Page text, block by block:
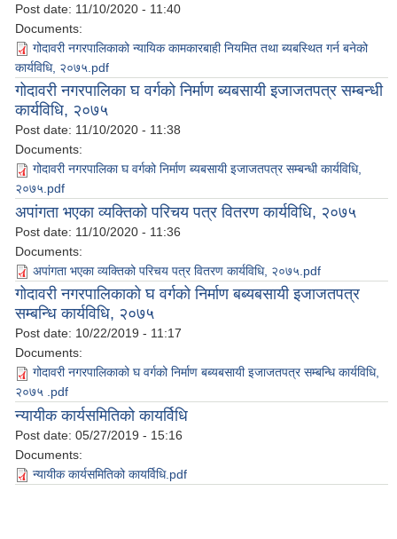
Post date: 11/10/2020 - 11:40
Documents:
गोदावरी नगरपालिकाको न्यायिक कामकारबाही नियमित तथा ब्यबस्थित गर्न बनेको
कार्यविधि, २०७५.pdf
गोदावरी नगरपालिका घ वर्गको निर्माण ब्यबसायी इजाजतपत्र सम्बन्धी
कार्यविधि, २०७५
Post date: 11/10/2020 - 11:38
Documents:
गोदावरी नगरपालिका घ वर्गको निर्माण ब्यबसायी इजाजतपत्र सम्बन्धी कार्यविधि,
२०७५.pdf
अपांगता भएका व्यक्तिको परिचय पत्र वितरण कार्यविधि, २०७५
Post date: 11/10/2020 - 11:36
Documents:
अपांगता भएका व्यक्तिको परिचय पत्र वितरण कार्यविधि, २०७५.pdf
गोदावरी नगरपालिकाको घ वर्गको निर्माण बब्यबसायी इजाजतपत्र
सम्बन्धि कार्यविधि, २०७५
Post date: 10/22/2019 - 11:17
Documents:
गोदावरी नगरपालिकाको घ वर्गको निर्माण बब्यबसायी इजाजतपत्र सम्बन्धि कार्यविधि,
२०७५ .pdf
न्यायीक कार्यसमितिको कायर्विधि
Post date: 05/27/2019 - 15:16
Documents:
न्यायीक कार्यसमितिको कायर्विधि.pdf